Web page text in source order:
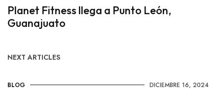
Planet Fitness llega a Punto León,
Guanajuato
NEXT ARTICLES
BLOG DICIEMBRE 16, 2024